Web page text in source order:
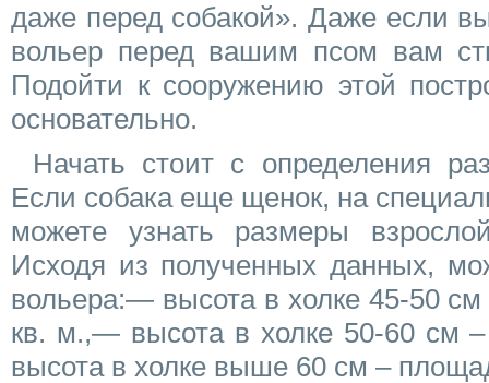
даже перед собакой». Даже если
вольер перед вашим псом вам
Подойти к сооружению этой
основательно.
Начать стоит с определения
Если собака еще щенок, на
можете узнать размеры
Исходя из полученных данных,
вольера:— высота в холке 45-50
кв. м.,— высота в холке 50-60 см
высота в холке выше 60 см –